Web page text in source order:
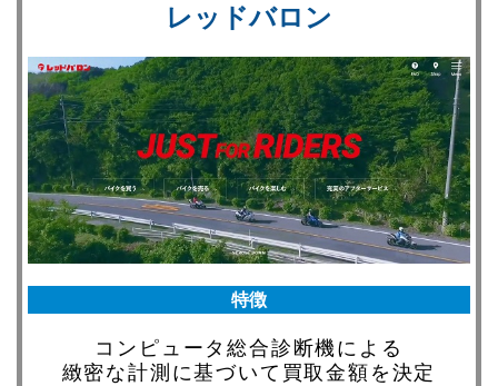
レッドバロン
特徴
コンピュータ総合診断機による
緻密な計測に基づいて買取金額を決定